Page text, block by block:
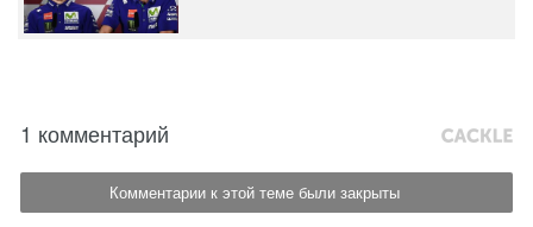
1 комментарий
Комментарии к этой теме были закрыты